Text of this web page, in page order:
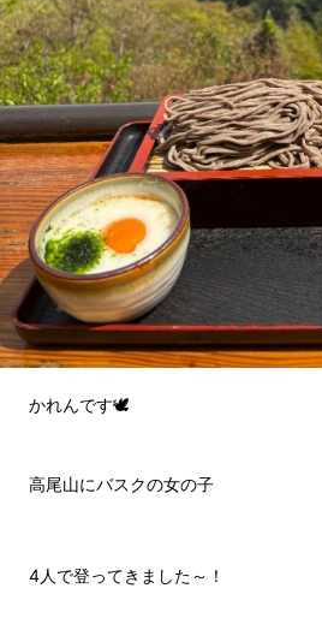
かれんです🕊️
高尾山にバスクの女の子
4人で登ってきました～！